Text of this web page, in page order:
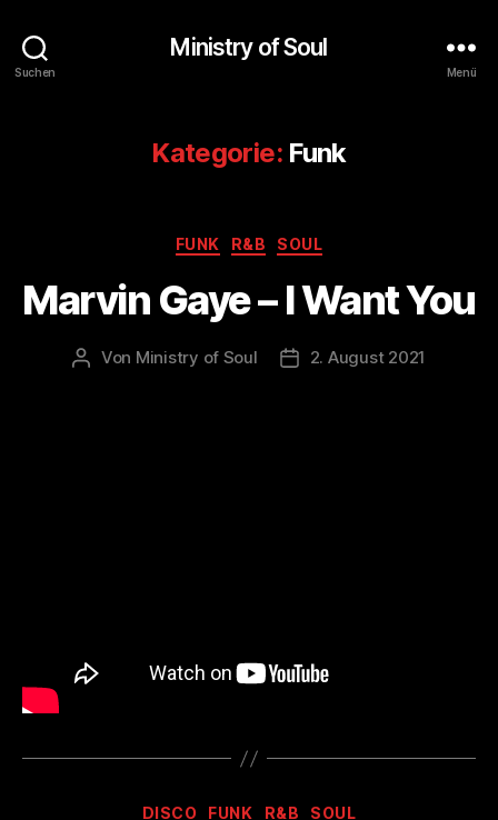
Suchen
Ministry of Soul
Menü
Kategorie: Funk
Kategorien
FUNK R&B SOUL
Marvin Gaye – I Want You
Beitragsautor
Von Ministry of Soul Veröffentlichungsdatum
2. August 2021
Kategorien
DISCO FUNK R&B SOUL